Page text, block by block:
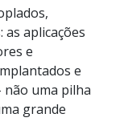
aplicações
e
e
não uma pilha
grande